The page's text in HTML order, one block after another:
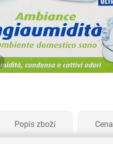
Popis zboží